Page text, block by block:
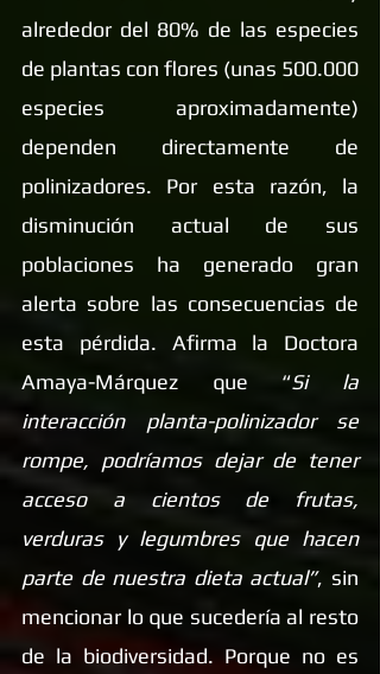
alrededor del 80% de las especies
de plantas con flores (unas 500.000
especies aproximadamente)
dependen directamente de
polinizadores. Por esta razón, la
disminución actual de sus
poblaciones ha generado gran
alerta sobre las consecuencias de
esta pérdida. Afirma la Doctora
Amaya-Márquez que “Si la
interacción planta-polinizador se
rompe, podríamos dejar de tener
acceso a cientos de frutas,
verduras y legumbres que hacen
parte de nuestra dieta actual”, sin
mencionar lo que sucedería al resto
de la biodiversidad. Porque no es